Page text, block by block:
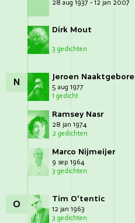
28 aug 1937 - 12 jan 2007
Dirk Mout
3 gedichten
N Jeroen
5 aug 1977
1 gedicht
Ramsey Nasr
28 jan 1974
2 gedichten
Marco Nijmeijer
9 sep 1964
3 gedichten
O Tim O'tentic
12 jan 1963
3 gedichten